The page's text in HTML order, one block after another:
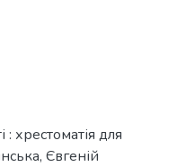
: хрестоматія для
Євгеній